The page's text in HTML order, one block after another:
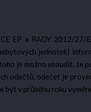
EP a RADY 2012/
jednotek)
je možno usoudit, že
odečet je
být v průběhu roku